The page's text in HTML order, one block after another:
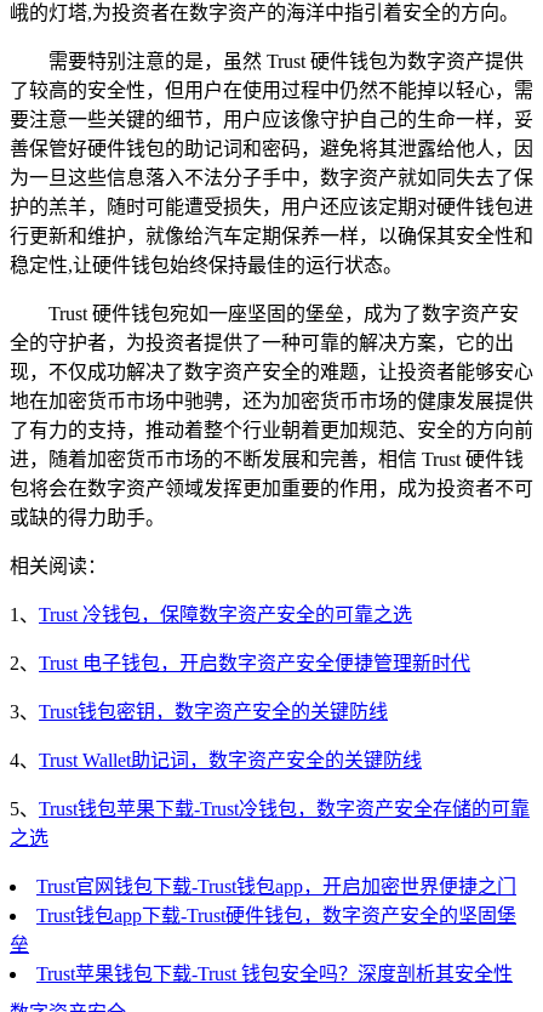
峨的灯塔,为投资者在数字资产的海洋中指引着安全的方向。
需要特别注意的是，虽然 Trust 硬件钱包为数字资产提供
了较高的安全性，但用户在使用过程中仍然不能掉以轻心，需
要注意一些关键的细节，用户应该像守护自己的生命一样，妥
善保管好硬件钱包的助记词和密码，避免将其泄露给他人，因
为一旦这些信息落入不法分子手中，数字资产就如同失去了保
护的羔羊，随时可能遭受损失，用户还应该定期对硬件钱包进
行更新和维护，就像给汽车定期保养一样，以确保其安全性和
稳定性,让硬件钱包始终保持最佳的运行状态。
Trust 硬件钱包宛如一座坚固的堡垒，成为了数字资产安
全的守护者，为投资者提供了一种可靠的解决方案，它的出
现，不仅成功解决了数字资产安全的难题，让投资者能够安心
地在加密货币市场中驰骋，还为加密货币市场的健康发展提供
了有力的支持，推动着整个行业朝着更加规范、安全的方向前
进，随着加密货币市场的不断发展和完善，相信 Trust 硬件钱
包将会在数字资产领域发挥更加重要的作用，成为投资者不可
或缺的得力助手。
相关阅读：
1、 Trust 冷钱包，保障数字资产安全的可靠之选
2、 Trust 电子钱包，开启数字资产安全便捷管理新时代
3、 Trust钱包密钥，数字资产安全的关键防线
4、 Trust Wallet助记词，数字资产安全的关键防线
5、 Trust钱包苹果下载-Trust冷钱包，数字资产安全存储的可靠
之选
Trust官网钱包下载-Trust钱包app，开启加密世界便捷之门
Trust钱包app下载-Trust硬件钱包，数字资产安全的坚固堡
垒
Trust苹果钱包下载-Trust 钱包安全吗？深度剖析其安全性